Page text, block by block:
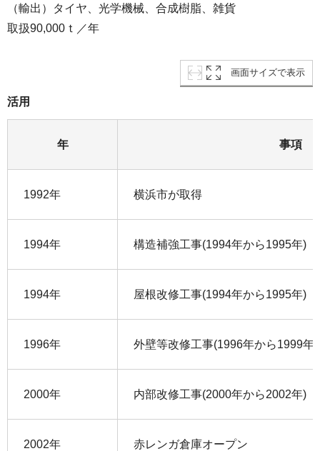
（輸出）タイヤ、光学機械、合成樹脂、雑貨
取扱90,000ｔ／年
画面サイズで表示
活用
年 事項
1992年 横浜市が取得
1994年 構造補強工事(1994年から1995年)
1994年 屋根改修工事(1994年から1995年)
1996年 外壁等改修工事(1996年から1999年)
2000年 内部改修工事(2000年から2002年)
2002年 赤レンガ倉庫オープン